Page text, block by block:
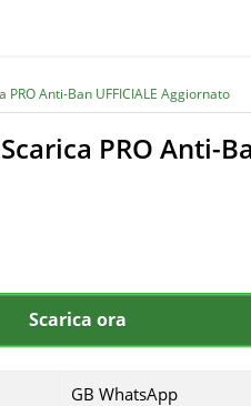
PRO Anti-Ban UFFICIALE Aggiornato
PRO Anti-
Scarica ora
GB WhatsApp